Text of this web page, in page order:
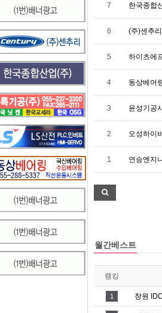
7 한국종합
6 (주)센추리
5 하이츠에
4 동상베어
3 윤성기공
2 오성하이
1 연승엔지
월간베스트
랭킹
1 창원